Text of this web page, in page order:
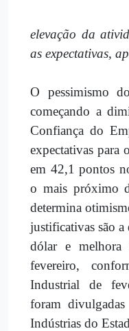
elevação da
as expectativas,
O pessimismo
começando a
Confiança do
expectativas para
em 42,1 pontos
o mais próximo
determina
justificativas são a
dólar e melhora
fevereiro,
Industrial de
foram
Indústrias do